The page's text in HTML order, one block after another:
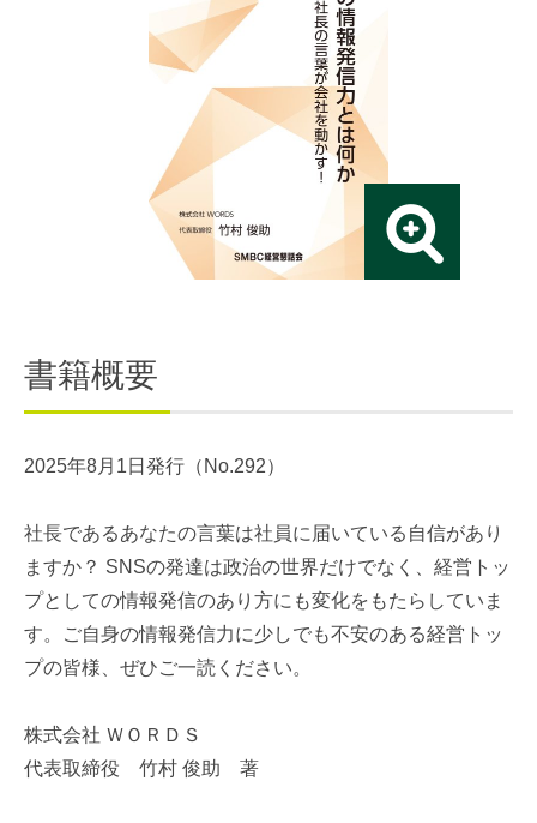
資料ダウンロード
本サイトのご利用にあたって
運営会社
書籍概要
2025年8月1日発行（No.292）
社長であるあなたの言葉は社員に届いている自信があり
ますか？ SNSの発達は政治の世界だけでなく、経営トッ
プとしての情報発信のあり方にも変化をもたらしていま
す。ご自身の情報発信力に少しでも不安のある経営トッ
プの皆様、ぜひご一読ください。
株式会社 ＷＯＲＤＳ
代表取締役 竹村 俊助 著